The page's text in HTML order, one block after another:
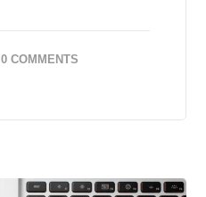
0 COMMENTS